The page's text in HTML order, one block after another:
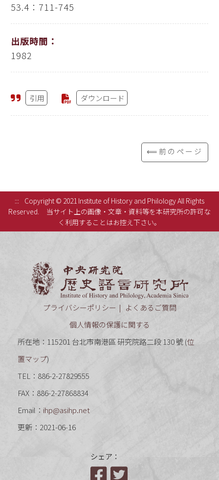
53.4：711-745
出版時間：
1982
引用 ダウンロード
⟸前のページ
:::
Copyright © 2021 Institute of History and Philology All Rights
Reserved.
当サイト上の画像・文章・資料等を本研究所の許可な
く利用することはお控え下さい。
プライバシーポリシー
よくあるご質問
個人情報の保護に関する
所在地：115201 台北市南港區 研究院路二段 130 號 (位
置マップ)
TEL：886-2-27829555
FAX：886-2-27868834
Email： ihp@asihp.net
更新：2021-06-16
シェア：
Facebook